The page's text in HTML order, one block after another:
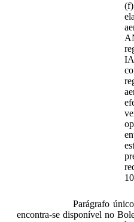
Parágrafo
encontra-se disponível no